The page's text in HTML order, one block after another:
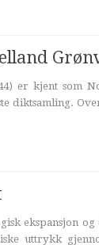
er kjent som
diktsamling.
ekspansjon
uttrykk